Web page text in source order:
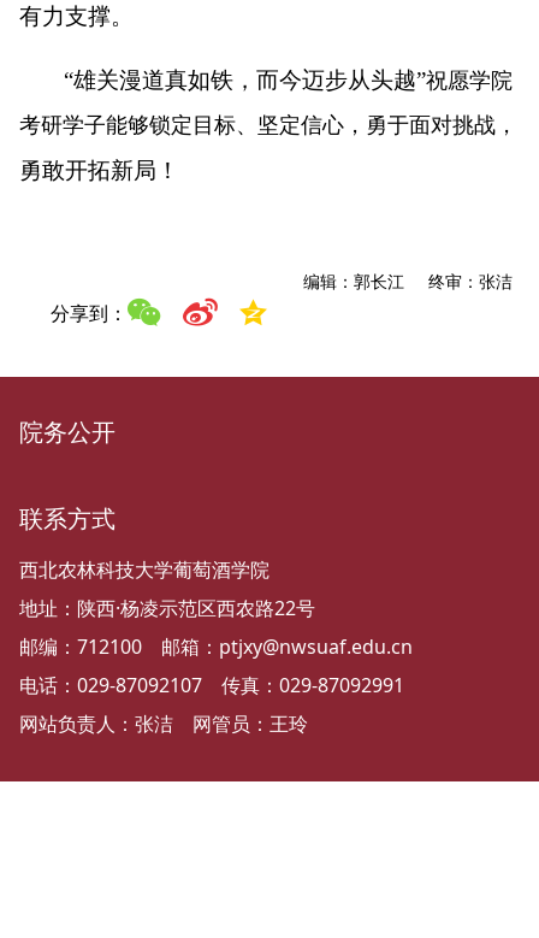
有力支撑。
“雄关漫道真如铁，而今迈步从头越”祝愿学院
考研学子能够锁定目标、坚定信心，勇于面对挑战，
勇敢开拓新局！
编辑：郭长江 终审：张洁
分享到：
院务公开
联系方式
西北农林科技大学葡萄酒学院
地址：陕西·杨凌示范区西农路22号
邮编：712100 邮箱：ptjxy@nwsuaf.edu.cn
电话：029-87092107 传真：029-87092991
网站负责人：张洁 网管员：王玲